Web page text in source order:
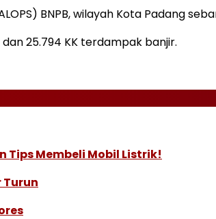
BNPB, wilayah Kota Padang
25.794 KK terdampak banjir.
Tips Membeli Mobil Listrik!
Turun